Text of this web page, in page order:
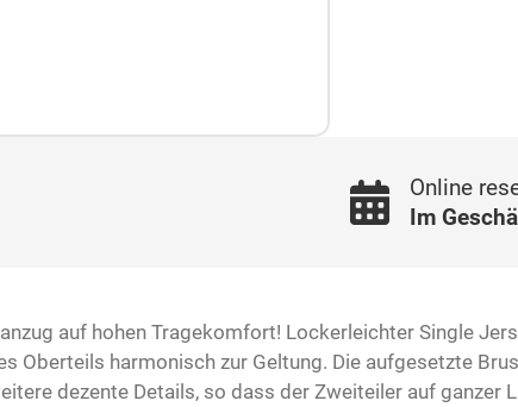
Online
Im
auf hohen Tragekomfort! Lockerleichter Single
Oberteils harmonisch zur Geltung. Die aufgesetzte
dezente Details, so dass der Zweiteiler auf ganzer